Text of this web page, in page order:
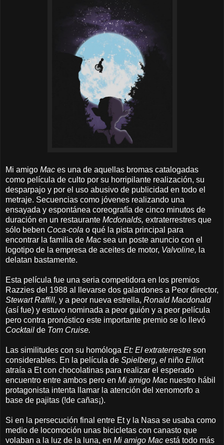
Mi amigo Mac es una de aquellas bromas catalogadas
como película de culto por su horripilante realización, su
desparpajo y por el uso abusivo de publicidad en todo el
metraje. Secuencias como jóvenes realizando una
ensayada y espontánea coreografía de cinco minutos de
duración en un restaurante Mcdonalds, extraterrestres que
sólo beben Coca-cola o qué la pista principal para
encontrar la familia de Mac sea un poste anuncio con el
logotipo de la empresa de aceites de motor, Valvoline, la
delatan bastamente.
Esta película fue una seria competidora en los premios
Razzies del 1988 al llevarse dos galardones a Peor director,
Stewart Raffill, y a peor nueva estrella, Ronald Macdonald
(así fue) y estuvo nominada a peor guión y a peor película
pero contra pronóstico este importante premio se lo llevó
Cocktail de Tom Cruise.
Las similitudes con su homóloga Et: El extraterrestre son
considerables. En la película de Spielberg, el niño Elliot
atraía a Et con chocolatinas para realizar el esperado
encuentro entre ambos pero en Mi amigo Mac nuestro hábil
protagonista intenta llamar la atención del xenomorfo a
base de pajitas (!de cañas¡).
Si en la persecución final entre Et y la Nasa se usaba como
medio de locomoción unas bicicletas con canasto que
volaban a la luz de la luna, en Mi amigo Mac está todo más